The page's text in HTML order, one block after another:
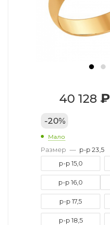
40 128₽
-20%
Мало
Размер — р-р 23,5
р-р 15,0
р-р 16,0
р-р 17,5
р-р 18,5